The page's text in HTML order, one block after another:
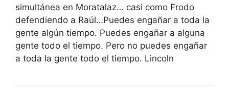
simultánea en Moratalaz… casi como Frodo
defendiendo a Raúl…Puedes engañar a toda la
gente algún tiempo. Puedes engañar a alguna
gente todo el tiempo. Pero no puedes engañar
a toda la gente todo el tiempo. Lincoln